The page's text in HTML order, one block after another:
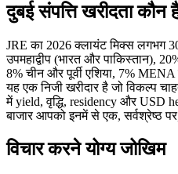
दुबई संपत्ति खरीदता कौन
JRE का 2026 क्लायंट मिक्स लगभग
उपमहाद्वीप (भारत और पाकिस्तान),
8% चीन और पूर्वी एशिया, 7%
यह एक निजी खरीदार है जो विकल्प
में yield, वृद्धि, residency और USD
बाजार आपको इनमें से एक, सर्वश्रेष्ठ
विचार करने योग्य जोखिम